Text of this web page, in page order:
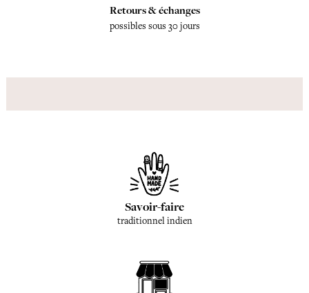
Retours & échanges
possibles sous 30 jours
Savoir-faire
traditionnel indien